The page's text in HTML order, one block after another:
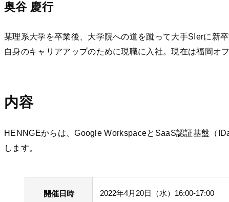
奥谷 慶行
某理系大学を卒業後、大学院への道を蹴って大手SIerに新
自身のキャリアアップのために現職に入社。現在は福岡オ
内容
HENNGEからは、Google WorkspaceとSaaS認証基盤（
します。
開催日時 2022年4月20日（水）16:00-17:00